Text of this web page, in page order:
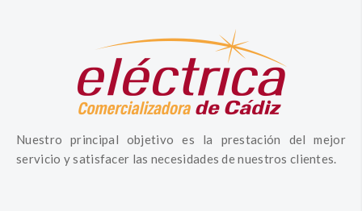
Nuestro principal objetivo es la prestación del mejor
servicio y satisfacer las necesidades de nuestros clientes.